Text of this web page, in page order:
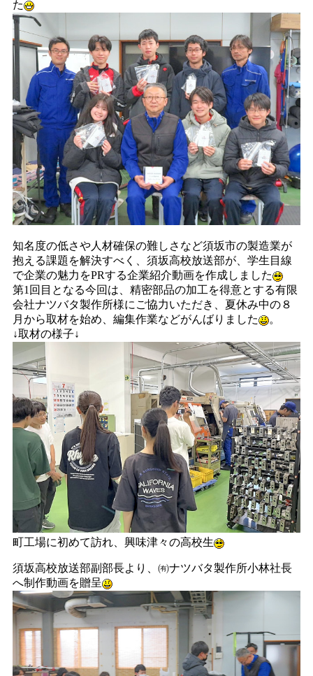
た
知名度の低さや人材確保の難しさなど須坂市の製造業が
抱える課題を解決すべく、須坂高校放送部が、学生目線
で企業の魅力をPRする企業紹介動画を作成しました
第1回目となる今回は、精密部品の加工を得意とする有限
会社ナツバタ製作所様にご協力いただき、夏休み中の８
月から取材を始め、編集作業などがんばりました
。
↓取材の様子↓
町工場に初めて訪れ、興味津々の高校生
須坂高校放送部副部長より、㈲ナツバタ製作所小林社長
へ制作動画を贈呈